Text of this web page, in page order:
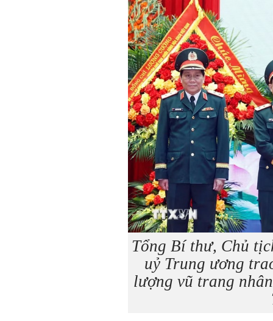
Tổng Bí thư, Chủ
uỷ Trung ương
lượng vũ trang